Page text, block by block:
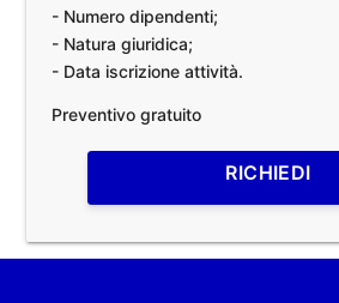
- Numero dipendenti;
- Natura giuridica;
- Data iscrizione attività.
Preventivo gratuito
RICHIEDI